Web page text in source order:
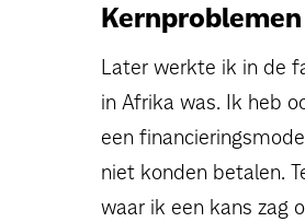
Later werkte ik in de
in Afrika was. Ik heb
een
niet konden betalen.
waar ik een kans zag